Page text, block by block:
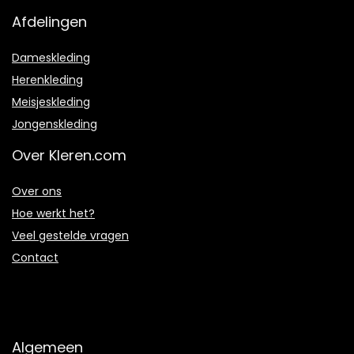
Afdelingen
Dameskleding
Herenkleding
Meisjeskleding
Jongenskleding
Over Kleren.com
Over ons
Hoe werkt het?
Veel gestelde vragen
Contact
Algemeen